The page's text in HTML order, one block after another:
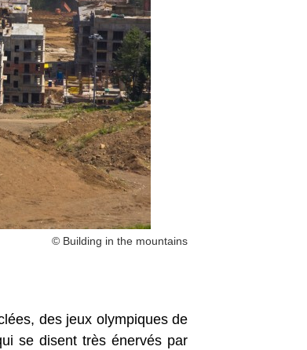
© Building in the mountains
des jeux olympiques de
se disent très énervés par